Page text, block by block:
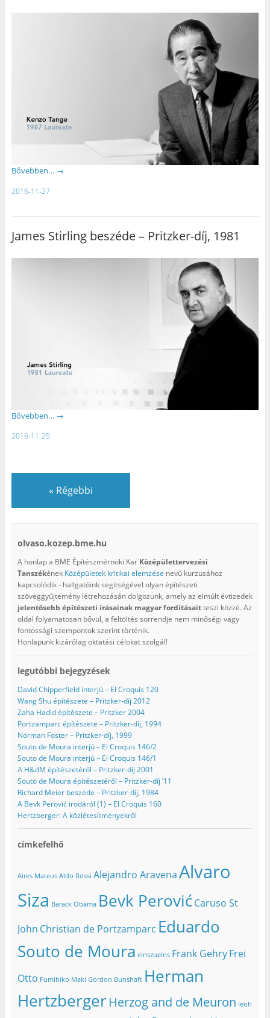
Bővebben… →
2016-11-27
James Stirling beszéde – Pritzker-díj, 1981
Bővebben… →
2016-11-25
« Régebbi
olvaso.kozep.bme.hu
A honlap a BME Építészmérnöki Kar Középülettervezési
Tanszékének Középületek kritikai elemzése nevű kurzusához
kapcsolódik - hallgatóink segítségével olyan építészeti
szöveggyűjtemény létrehozásán dolgozunk, amely az elmúlt évtizedek
jelentősebb építészeti írásainak magyar fordításaitteszi közzé. Az
oldal folyamatosan bővül, a feltöltés sorrendje nem minőségi vagy
fontossági szempontok szerint történik.
Honlapunk kizárólag oktatási célokat szolgál!
legutóbbi bejegyzések
David Chipperfield interjú – El Croquis 120
Wang Shu építészete – Pritzker-díj 2012
Zaha Hadid építészete – Pritzker 2004
Portzamparc építészete – Pritzker-díj, 1994
Norman Foster – Pritzker-díj, 1999
Souto de Moura interjú – El Croquis 146/2
Souto de Moura interjú – El Croquis 146/1
A H&dM építészetéről – Pritzker-díj 2001
Souto de Moura építészetéről – Pritzker-díj ’11
Richard Meier beszéde – Pritzker-díj, 1984
A Bevk Perović irodáról (1) – El Croquis 160
Hertzberger: A közlétesítményekről
címkefelhő
Aires Mateus Aldo Rossi Alejandro AravenaAlvaro
Siza Barack Obama Bevk Perović Caruso St
John Christian de Portzamparc Eduardo
Souto de Moura einszueins Frank Gehry Frei
Otto Fumihiko Maki Gordon Bunshaft Herman
Hertzberger Herzog and de Meuron Ieoh